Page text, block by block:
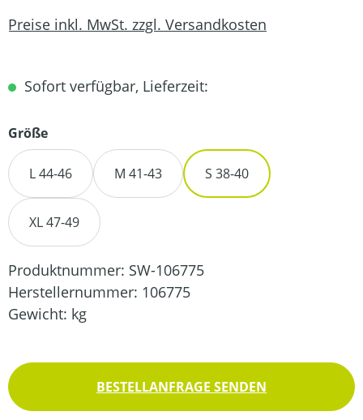
Preise inkl. MwSt. zzgl. Versandkosten
Sofort verfügbar, Lieferzeit:
Größeauswählen
L 44-46 M 41-43 S 38-40
XL 47-49
Produktnummer: SW-106775
Herstellernummer: 106775
Gewicht: kg
BESTELLANFRAGE SENDEN